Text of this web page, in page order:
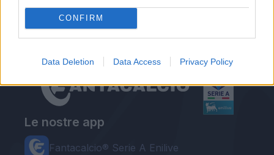
CONFIRM
Data Deletion Data Access Privacy Policy
Le nostre app
Fantacalcio® Serie A Enilive